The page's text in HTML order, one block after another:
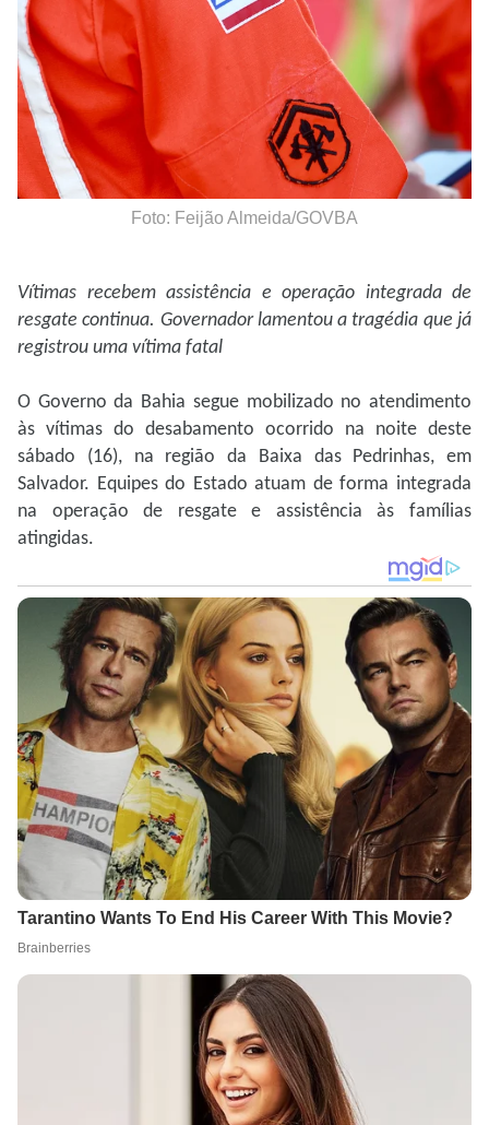
Foto: Feijão Almeida/GOVBA
Vítimas recebem assistência e operação integrada de
resgate continua. Governador lamentou a tragédia que já
registrou uma vítima fatal
O Governo da Bahia segue mobilizado no atendimento
às vítimas do desabamento ocorrido na noite deste
sábado (16), na região da Baixa das Pedrinhas, em
Salvador. Equipes do Estado atuam de forma integrada
na operação de resgate e assistência às famílias
atingidas.